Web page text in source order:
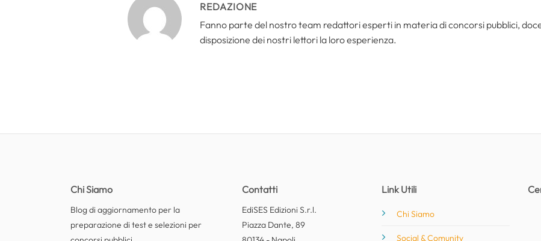
REDAZIONE
Fanno parte del nostro team redattori esperti in materia di concorsi pubblici,
disposizione dei nostri lettori la loro esperienza.
Chi Siamo
Blog di aggiornamento per la
preparazione di test e selezioni per
Contatti
EdiSES Edizioni S.r.l.
Piazza Dante, 89
Link Utili
Chi Siamo
Social & Comunity